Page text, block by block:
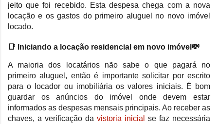
jeito que foi recebido. Esta despesa chega com a nova
locação e os gastos do primeiro aluguel no novo imóvel
locado.
📑 Iniciando a locação residencial em novo imóvel💸
A maioria dos locatários não sabe o que pagará no
primeiro aluguel, então é importante solicitar por escrito
para o locador ou imobiliária os valores iniciais. É bom
guardar os anúncios do imóvel onde devem estar
informados as despesas mensais principais. Ao receber as
chaves, a verificação da vistoria inicial
se faz necessária